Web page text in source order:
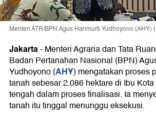
Menteri ATR/BPN Agus Harimurti Yudhoyono (AHY)
Jakarta-Menteri Agraria dan Tata
Badan Pertanahan Nasional (BPN)
Yudhoyono (AHY) mengatakan proses
tanah sebesar 2.086 hektare di Ibu
tengah dalam proses finalisasi. Ia
tanah itu tinggal menunggu eksekusi.